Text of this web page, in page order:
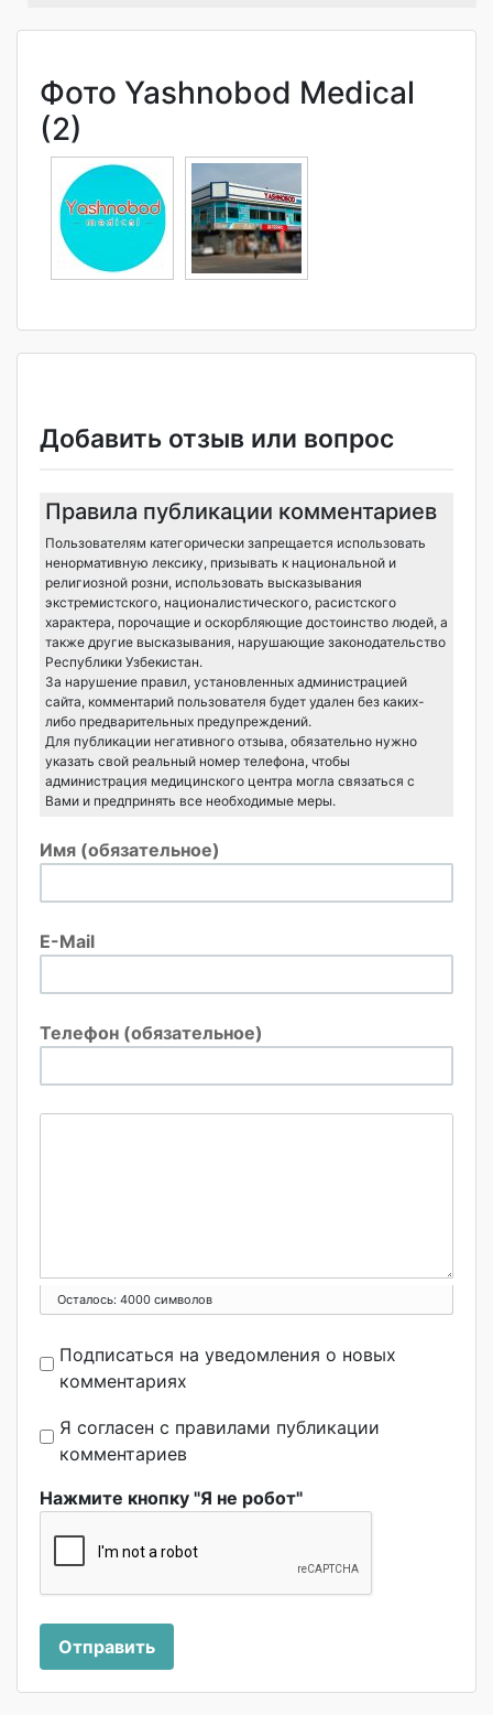
Фото Yashnobod Medical
(2)
Добавить отзыв или вопрос
Правила публикации комментариев
Пользователям категорически запрещается использовать
ненормативную лексику, призывать к национальной и
религиозной розни, использовать высказывания
экстремистского, националистического, расистского
характера, порочащие и оскорбляющие достоинство людей, а
также другие высказывания, нарушающие законодательство
Республики Узбекистан.
За нарушение правил, установленных администрацией
сайта, комментарий пользователя будет удален без каких-
либо предварительных предупреждений.
Для публикации негативного отзыва, обязательно нужно
указать свой реальный номер телефона, чтобы
администрация медицинского центра могла связаться с
Вами и предпринять все необходимые меры.
Имя (обязательное)
E-Mail
Телефон (обязательное)
Осталось: 4000 символов
Подписаться на уведомления о новых
комментариях
Я согласен с правилами публикации
комментариев
Нажмите кнопку "Я не робот"
Отправить